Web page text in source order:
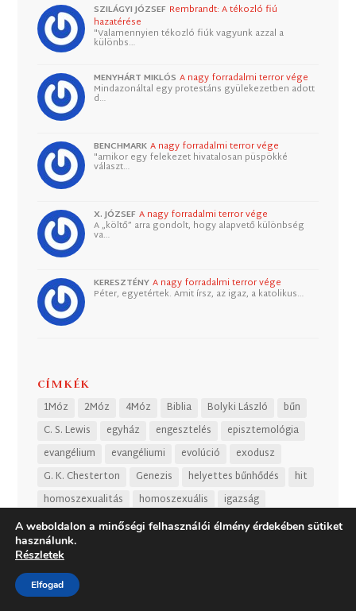
SZILÁGYI JÓZSEF Rembrandt: A tékozló fiú
hazatérése
"Valamennyien tékozló fiúk vagyunk azzal a
különbs…
MENYHÁRT MIKLÓS A nagy forradalmi terror vége
Mindazonáltal egy protestáns gyülekezetben adott
d…
BENCHMARK A nagy forradalmi terror vége
"amikor egy felekezet hivatalosan püspökké
választ…
X. JÓZSEF A nagy forradalmi terror vége
A „költő” arra gondolt, hogy alapvető különbség
va…
KERESZTÉNY A nagy forradalmi terror vége
Péter, egyetértek. Amit írsz, az igaz, a katolikus…
CÍMKÉK
1Móz 2Móz 4Móz Biblia Bolyki László
bűn
C. S. Lewis
egyház engesztelés
episztemológia
evangélium
evangéliumi evolúció
exodusz
G. K. Chesterton
Genezis helyettes bűnhődés
hit
homoszexualitás
homoszexuális
igazság
irodalom
Isten Isten igéje Isten országa
Jézus
kegyelem
Kálvin
megváltás
A weboldalon a minőségi felhasználói élmény érdekében sütiket
használunk.
Részletek
Elfogad